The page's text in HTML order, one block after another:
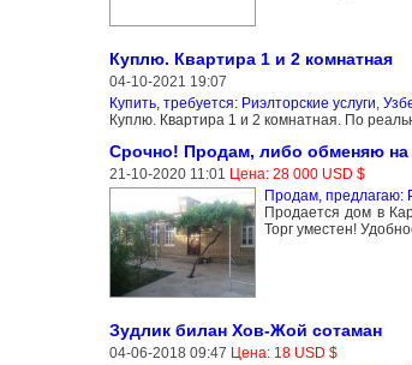
Куплю. Квартира 1 и 2 комнатная
04-10-2021 19:07
Купить, требуется: Риэлторские услуги,
Куплю. Квартира 1 и 2 комнатная. По
Срочно! Продам, либо обменяю на
21-10-2020 11:01 Цена: 28 000 USD $
Продам, предлагаю:
Продается дом в
Торг уместен!
Зудлик билан Хов-Жой сотаман
04-06-2018 09:47 Цена: 18 USD $